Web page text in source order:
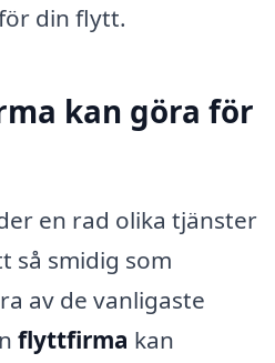
din flytt.
kan göra för
en rad olika tjänster
så smidig som
av de vanligaste
flyttfirma kan